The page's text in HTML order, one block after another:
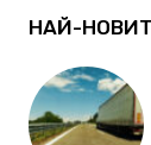
НАЙ-